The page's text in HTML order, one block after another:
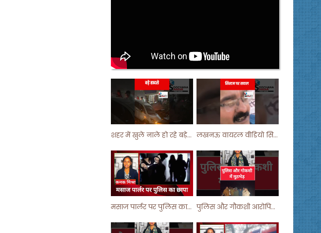
शहर में खुले नाले हो रहे बड़े हादसे ! #shortsvideo #shorts लखनऊ वायरल वीडियो सिस्टम पर सवाल ! #shorts #shortvideo
मसाज पार्लर पर पुलिस का छापा ! #viralvideo #trending #parlour पुलिस और गौकशी आरोपियों में मुठभेड़ ! #shortvideo #shorts #shortsfeed